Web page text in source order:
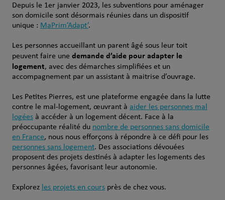
Depuis le 1er janvier 2023, les subventions pour aménager
son domicile sont désormais réunies dans un dispositif
unique : MaPrim’Adapt’.
Les personnes accueillant un parent âgé sous leur toit
peuvent faire une demande d’aide pour adapter le
logement, avec des démarches simplifiées et un
accompagnement par un assistant à maitrise d’ouvrage.
Les Petites Pierres, est une plateforme engagée dans la lutte
contre le mal-logement, œuvrant à aider les personnes mal
logéesà accéder à un logement décent. Face à la
préoccupante réalité du nombre de personnes sans domicile
en France, nous nous efforçons à répondre à ce défi pour les
personnes sans logement. Des associations dévouées
proposent des projets destinés à adapter les logements des
personnes âgées, favorisant leur autonomie.
Explorez les projets en coursprès de chez vous.